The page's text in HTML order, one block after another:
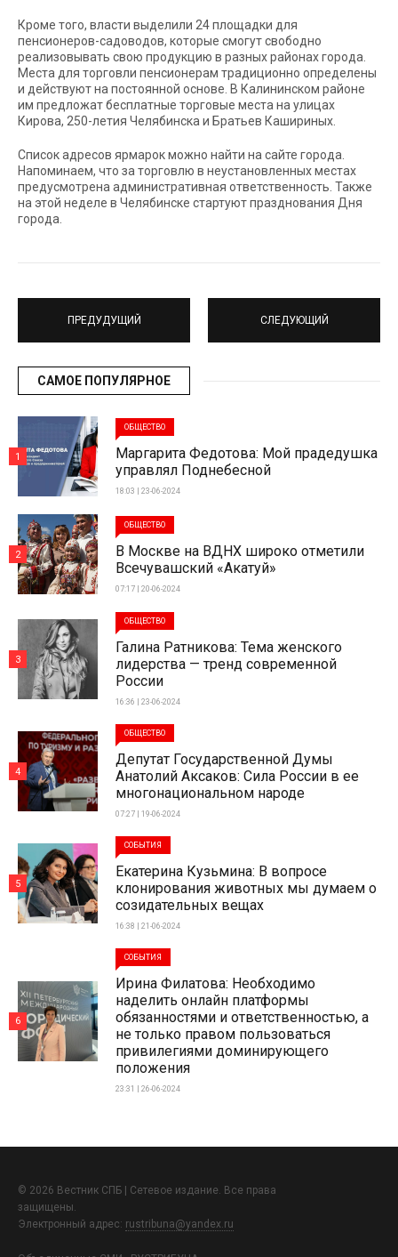
Кроме того, власти выделили 24 площадки для
пенсионеров-садоводов, которые смогут свободно
реализовывать свою продукцию в разных районах города.
Места для торговли пенсионерам традиционно определены
и действуют на постоянной основе. В Калининском районе
им предложат бесплатные торговые места на улицах
Кирова, 250-летия Челябинска и Братьев Кашириных.
Список адресов ярмарок можно найти на сайте города.
Напоминаем, что за торговлю в неустановленных местах
предусмотрена административная ответственность. Также
на этой неделе в Челябинске стартуют празднования Дня
города.
ПРЕДУДУЩИЙ СЛЕДУЮЩИЙ
САМОЕ ПОПУЛЯРНОЕ
ОБЩЕСТВО
Маргарита Федотова: Мой прадедушка
управлял Поднебесной
18:03 | 23-06-2024
1
ОБЩЕСТВО
В Москве на ВДНХ широко отметили
Всечувашский «Акатуй»
07:17 | 20-06-2024
2
ОБЩЕСТВО
Галина Ратникова: Тема женского
лидерства — тренд современной
России
16:36 | 23-06-2024
3
ОБЩЕСТВО
Депутат Государственной Думы
Анатолий Аксаков: Сила России в ее
многонациональном народе
07:27 | 19-06-2024
4
СОБЫТИЯ
Екатерина Кузьмина: В вопросе
клонирования животных мы думаем о
созидательных вещах
16:38 | 21-06-2024
5
СОБЫТИЯ
Ирина Филатова: Необходимо
наделить онлайн платформы
обязанностями и ответственностью, а
не только правом пользоваться
привилегиями доминирующего
положения
23:31 | 26-06-2024
6
© 2026 Вестник СПБ | Сетевое издание. Все права
защищены.
Электронный адрес: rustribuna@yandex.ru